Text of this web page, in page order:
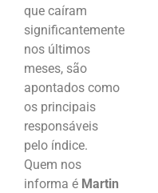
que caíram
significantemente
nos últimos
meses, são
apontados como
os principais
responsáveis
pelo índice.
Quem nos
informa é Martin